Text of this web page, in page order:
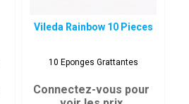
Vileda Rainbow 10 Pieces
10 Eponges Grattantes
Connectez-vous pour